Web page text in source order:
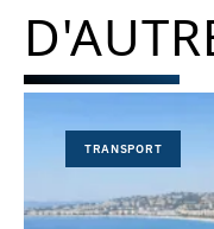
TRANSPORT